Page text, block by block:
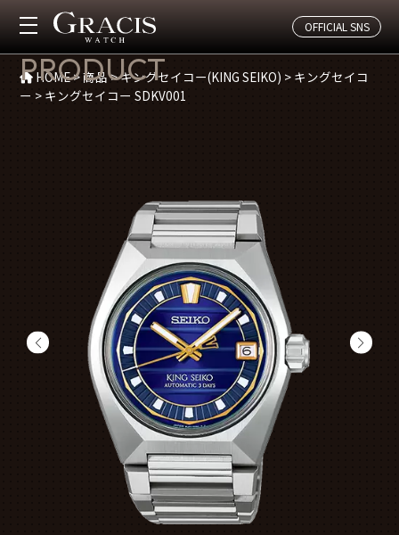
OFFICIAL SNS
商品紹介
PRODUCT
HOME>商品>キングセイコー(KING SEIKO) > キングセイコ
ー > キングセイコー SDKV001